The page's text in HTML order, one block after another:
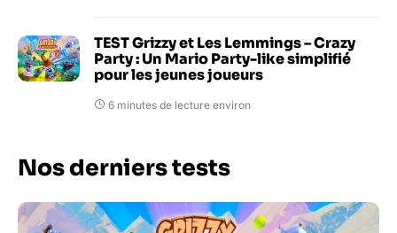
TEST Grizzy et Les Lemmings – Crazy
Party : Un Mario Party-like simplifié
pour les jeunes joueurs
6 minutes de lecture environ
Nos derniers tests